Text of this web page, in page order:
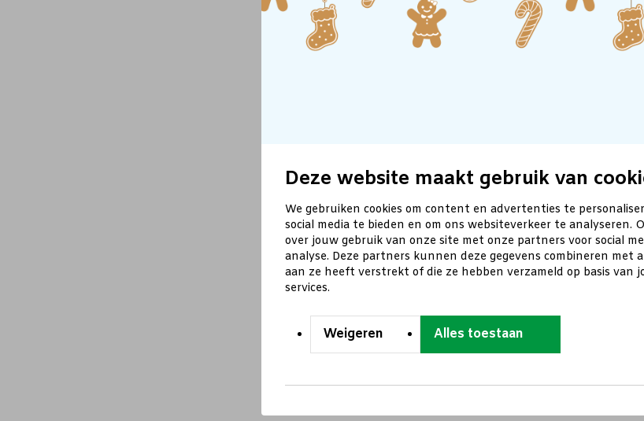
Deze website maakt gebruik van
We gebruiken cookies om content en advertenties te
social media te bieden en om ons websiteverkeer te analyseren.
over jouw gebruik van onze site met onze partners voor social
analyse. Deze partners kunnen deze gegevens combineren met
aan ze heeft verstrekt of die ze hebben verzameld op basis van
services.
Weigeren Alles toestaan